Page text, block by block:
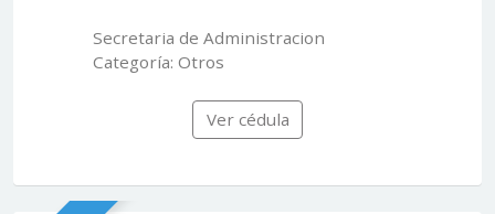
Secretaria de Administracion
Categoría: Otros
Ver cédula